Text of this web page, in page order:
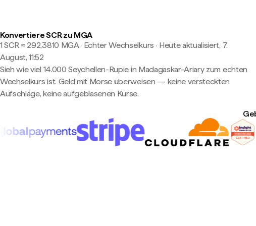
Konvertiere SCR zu MGA
1 SCR ≈ 292,3810 MGA · Echter Wechselkurs · Heute aktualisiert, 7.
August, 11:52
Sieh wie viel 14.000 Seychellen-Rupie in Madagaskar-Ariary zum echten
Wechselkurs ist. Geld mit Morse überweisen — keine versteckten
Aufschläge, keine aufgeblasenen Kurse.